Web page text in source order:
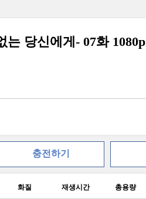
당신에게- 07화 1080p
충전하기
화질 재생시간 총용량